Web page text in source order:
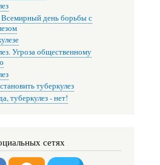
Всемирный день борьбы с
Угроза общественному
туберкулез
туберкулез - нет!
сетях